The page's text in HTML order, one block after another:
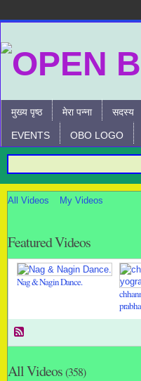
मुख्य पृष्ठ मेरा पन्ना सदस्य
EVENTS OBO LOGO
All Videos My Videos
Featured Videos
Nag & Nagin Dance.
All Videos(358)